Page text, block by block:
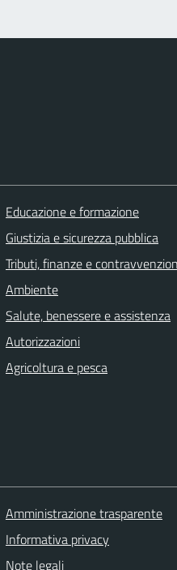
Educazione e formazione
Giustizia e sicurezza pubblica
Tributi, finanze e
Ambiente
Salute, benessere e assistenza
Autorizzazioni
Agricoltura e pesca
Amministrazione trasparente
Informativa privacy
Note legali